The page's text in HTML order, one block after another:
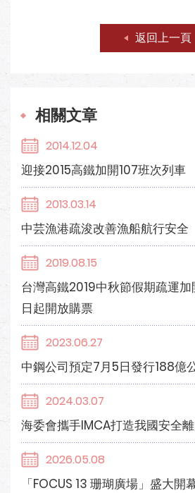
返回上一頁
相關文章
2014.12.04
迎接2015高鐵加開107班次列車
2013.03.14
中芸漁港疏浚改善漁船航行安全
2019.08.15
台灣高鐵2019中秋節假期疏運
日起開放購票
2023.06.27
中鋼公司預定7月5日發行188億
2024.03.07
海委會攜手IMCA打造我國安全
2026.05.08
「FOCUS 13 珊瑚廣場」盛大開